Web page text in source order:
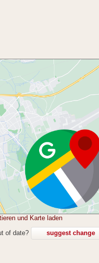
und Karte laden
of date?
suggest change